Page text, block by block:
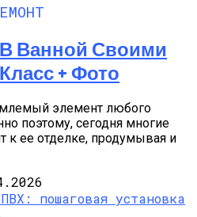
Ванной Своими
+ Фото
элемент любого
поэтому, сегодня многие
к ее отделке, продумывая и